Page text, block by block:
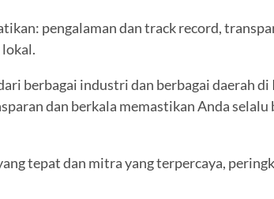
pengalaman dan track record,
berbagai industri dan berbagai daerah di
dan berkala memastikan Anda selalu
tepat dan mitra yang terpercaya,